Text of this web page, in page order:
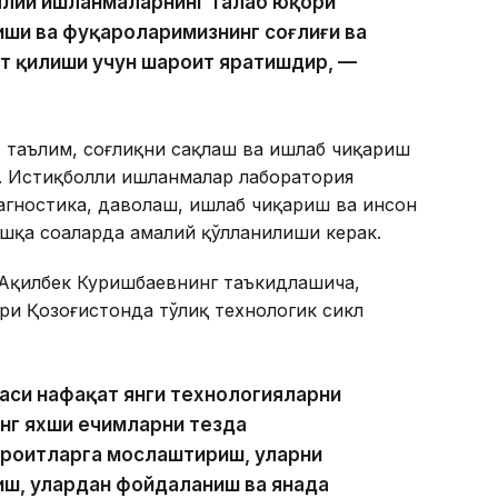
ва фуқароларимизнинг соғлиғи ва
қилиши учун шароит яратишдир, —
соғлиқни сақлаш ва ишлаб чиқариш
ишланмалар лаборатория
даволаш, ишлаб чиқариш ва инсон
соҳаларда амалий қўлланилиши керак.
Куришбаевнинг таъкидлашича,
Қозоғистонда тўлиқ технологик сикл
нафақат янги технологияларни
яхши ечимларни тезда
мослаштириш, уларни
улардан фойдаланиш ва янада